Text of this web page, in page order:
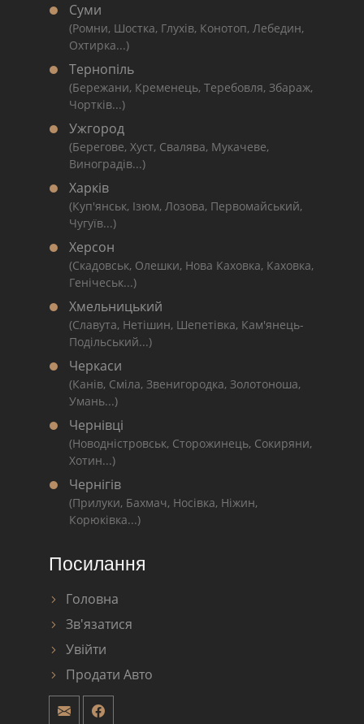
Суми
(Ромни, Шостка, Глухів, Конотоп, Лебедин,
Охтирка...)
Тернопіль
(Бережани, Кременець, Теребовля, Збараж,
Чортків...)
Ужгород
(Берегове, Хуст, Свалява, Мукачеве,
Виноградів...)
Харків
(Куп'янськ, Ізюм, Лозова, Первомайський,
Чугуїв...)
Херсон
(Скадовськ, Олешки, Нова Каховка, Каховка,
Генічеськ...)
Хмельницький
(Славута, Нетішин, Шепетівка, Кам'янець-
Подільський...)
Черкаси
(Канів, Сміла, Звенигородка, Золотоноша,
Умань...)
Чернівці
(Новодністровськ, Сторожинець, Сокиряни,
Хотин...)
Чернігів
(Прилуки, Бахмач, Носівка, Ніжин,
Корюківка...)
Посилання
Головна
Зв'язатися
Увійти
Продати Авто